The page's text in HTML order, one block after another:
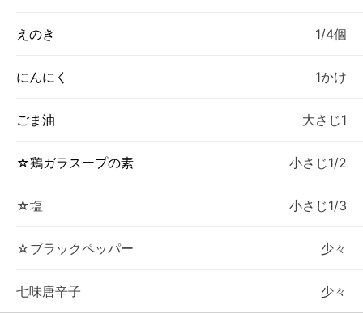
えのき 1/4個
にんにく 1かけ
ごま油 大さじ1
☆鶏ガラスープの素 小さじ1/2
☆塩 小さじ1/3
☆ブラックペッパー 少々
七味唐辛子 少々